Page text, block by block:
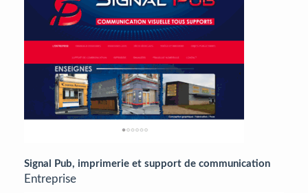
Signal Pub, imprimerie et support de communication
Entreprise